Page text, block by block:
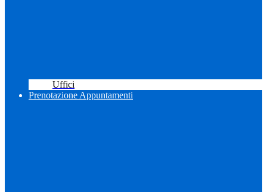
Uffici
Prenotazione Appuntamenti